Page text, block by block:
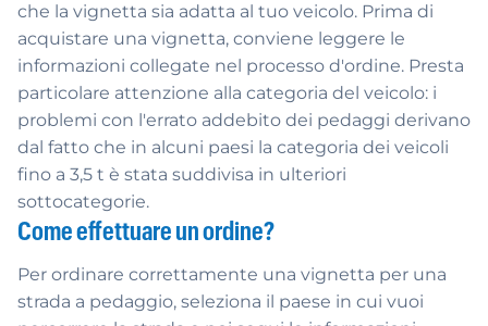
che la vignetta sia adatta al tuo veicolo. Prima di
acquistare una vignetta, conviene leggere le
informazioni collegate nel processo d'ordine. Presta
particolare attenzione alla categoria del veicolo: i
problemi con l'errato addebito dei pedaggi derivano
dal fatto che in alcuni paesi la categoria dei veicoli
fino a 3,5 t è stata suddivisa in ulteriori
sottocategorie.
Come effettuare un ordine?
Per ordinare correttamente una vignetta per una
strada a pedaggio, seleziona il paese in cui vuoi